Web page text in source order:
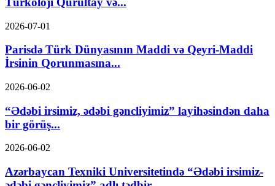
2026-07-01
Parisdə Türk Dünyasının Maddi və Qeyri-Maddi
İrsinin Qorunmasına...
2026-06-02
“Ədəbi irsimiz, ədəbi gəncliyimiz” layihəsindən daha
bir görüş...
2026-06-02
Azərbaycan Texniki Universitetində “Ədəbi irsimiz-